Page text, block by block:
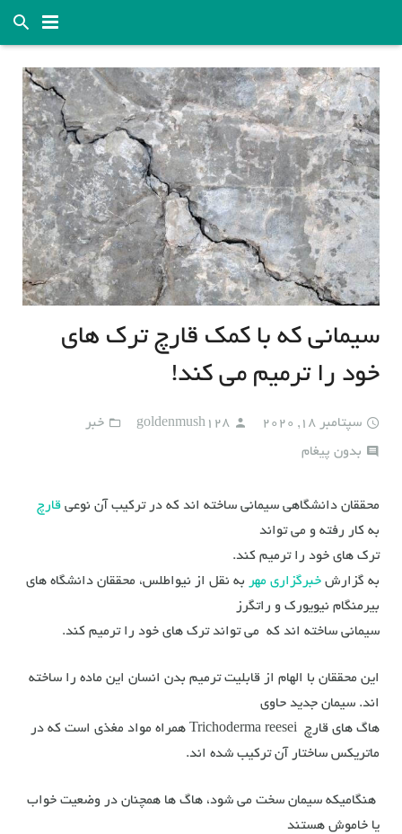
قارچ خانه
آموزش
خدمات
قیمت قارچ و تحلیل بازار
قوانین و مقررات
راهنمای رفع اشکالات تولید
سیمانی که با کمک قارچ ترک های
خود را ترمیم می کند!
سپتامبر 18, 2020 goldenmush128
خبر
بدون پیغام
محققان دانشگاهی سیمانی ساخته اند که در ترکیب آن نوعی قارچ
به کار رفته و می تواند
ترک های خود را ترمیم کند.
به گزارش خبرگزاری مهر به نقل از نیواطلس، محققان دانشگاه های
بیرمنگام نیویورک و راتگرز
سیمانی ساخته اند که می تواند ترک های خود را ترمیم کند.
این محققان با الهام از قابلیت ترمیم بدن انسان این ماده را ساخته
اند. سیمان جدید حاوی
هاگ های قارچ Trichoderma reesei همراه مواد مغذی است که در
ماتریکس ساختار آن ترکیب شده اند.
هنگامیکه سیمان سخت می شود، هاگ ها همچنان در وضعیت خواب
یا خاموش هستند